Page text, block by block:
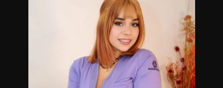
Lugar discreto y reservado. Si deseas reservar un turno o
consultar sobre mi servicio entra en contacto conmigo.
Masajistas en Palermo